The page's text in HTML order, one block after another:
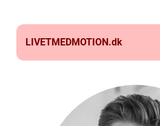
LIVETMEDMOTION.dk